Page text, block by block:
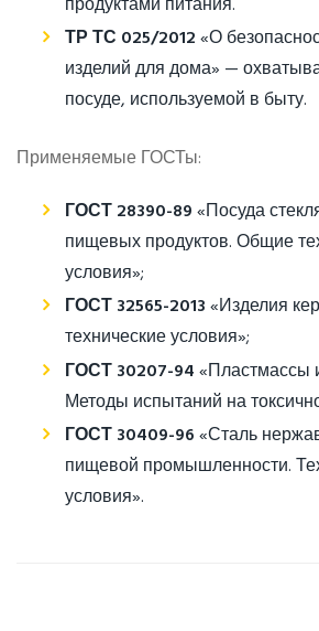
ТР ТС 025/2012«О
изделий для дома» —
посуде, используемой в быту.
Применяемые ГОСТы:
ГОСТ 28390-89«Посуда
пищевых продуктов. Общие
условия»;
ГОСТ 32565-2013«Изделия
технические условия»;
ГОСТ 30207-94«Пластмассы
Методы испытаний на
ГОСТ 30409-96«Сталь
пищевой промышленности.
условия».